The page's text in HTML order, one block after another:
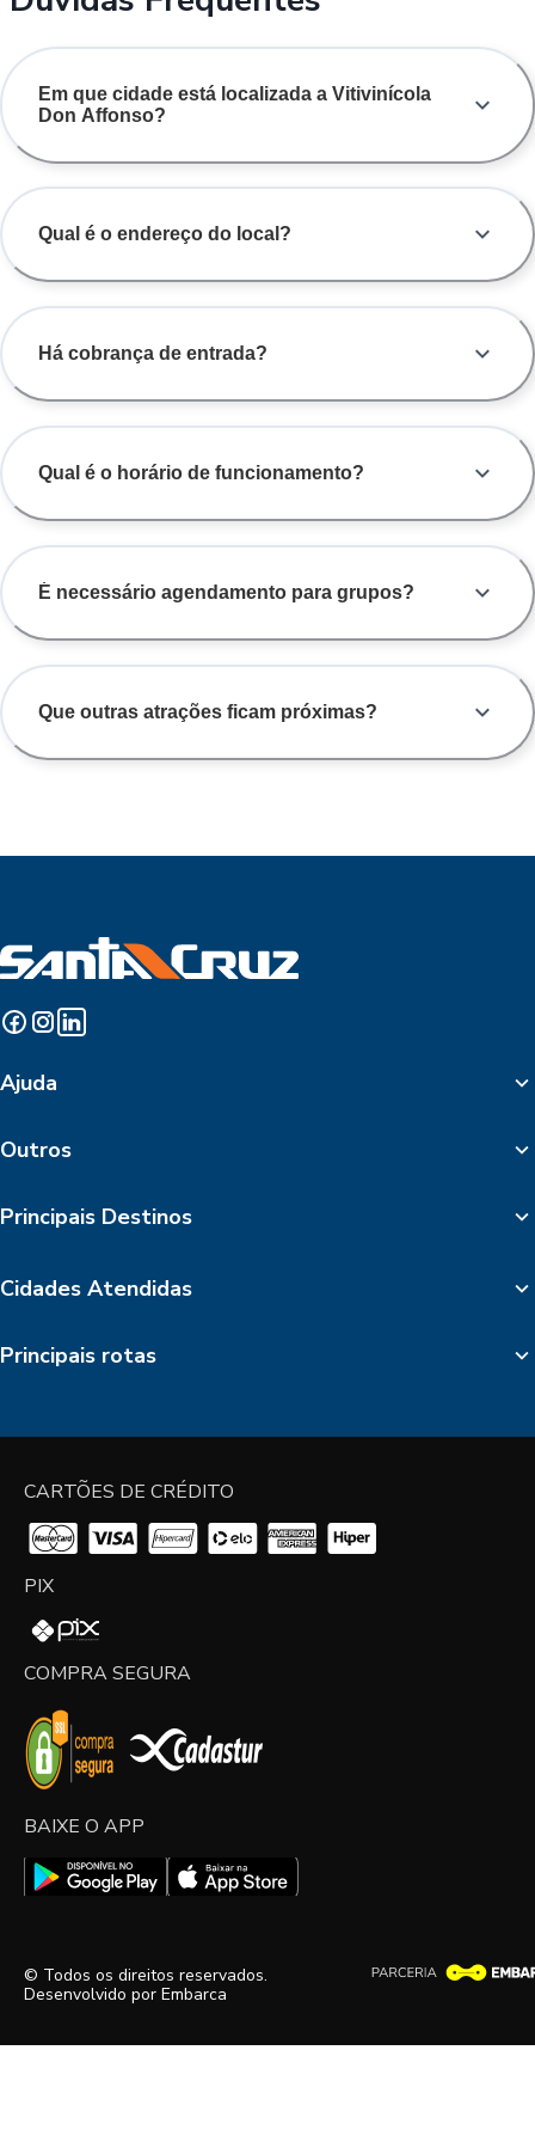
Em que cidade está localizada a Vitivinícola
Don Affonso?
Qual é o endereço do local?
Há cobrança de entrada?
Qual é o horário de funcionamento?
É necessário agendamento para grupos?
Que outras atrações ficam próximas?
Ajuda
Outros
Principais Destinos
Cidades Atendidas
Principais rotas
CARTÕES DE CRÉDITO
PIX
COMPRA SEGURA
BAIXE O APP
© Todos os direitos reservados.
Desenvolvido por Embarca